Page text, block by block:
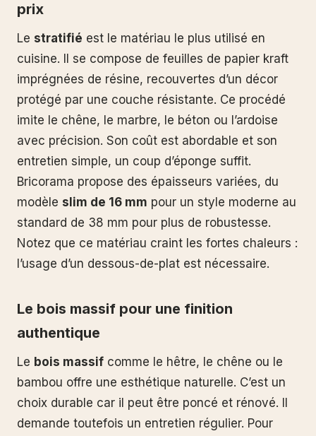
prix
Le stratifié est le matériau le plus utilisé en
cuisine. Il se compose de feuilles de papier kraft
imprégnées de résine, recouvertes d’un décor
protégé par une couche résistante. Ce procédé
imite le chêne, le marbre, le béton ou l’ardoise
avec précision. Son coût est abordable et son
entretien simple, un coup d’éponge suffit.
Bricorama propose des épaisseurs variées, du
modèle slim de 16 mm pour un style moderne au
standard de 38 mm pour plus de robustesse.
Notez que ce matériau craint les fortes chaleurs :
l’usage d’un dessous-de-plat est nécessaire.
Le bois massif pour une finition
authentique
Le bois massif comme le hêtre, le chêne ou le
bambou offre une esthétique naturelle. C’est un
choix durable car il peut être poncé et rénové. Il
demande toutefois un entretien régulier. Pour